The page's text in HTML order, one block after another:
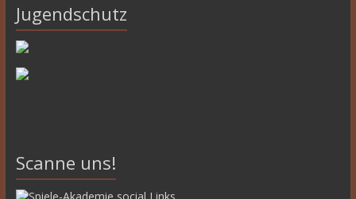
Jugendschutz
Scanne uns!